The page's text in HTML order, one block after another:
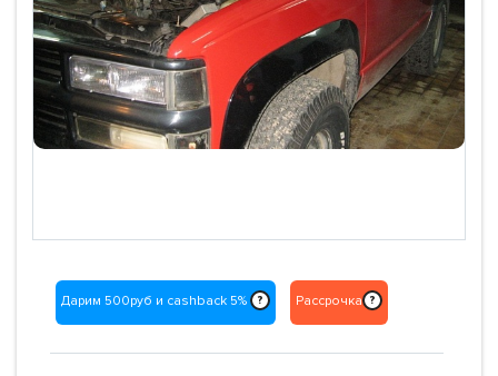
Дарим 500руб и cashback 5% ? Рассрочка ?